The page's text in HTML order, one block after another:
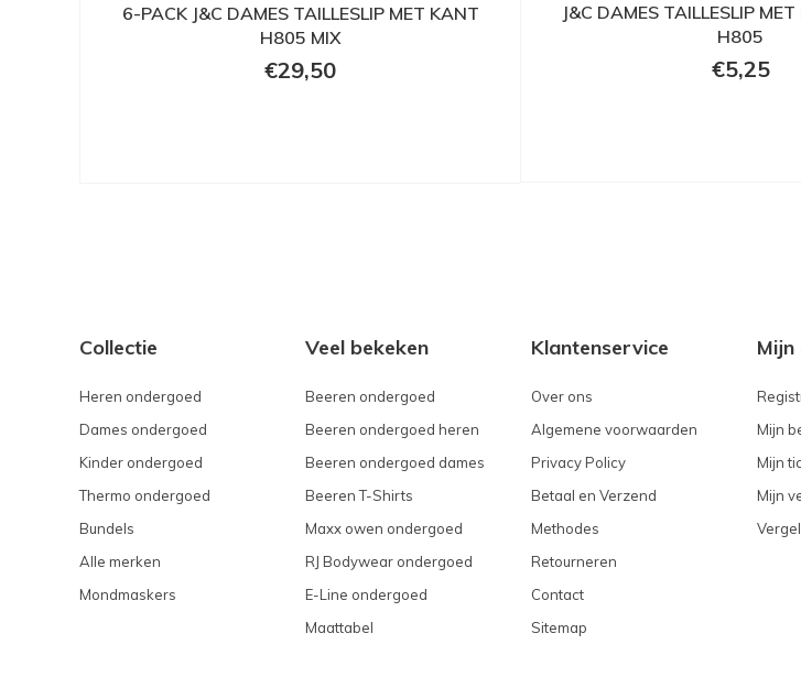
6-PACK J&C DAMES TAILLESLIP MET KANT
H805 MIX
€29,50
J&C DAMES TAILLESLIP
H805
€5,25
Collectie
Heren ondergoed
Dames ondergoed
Kinder ondergoed
Thermo ondergoed
Bundels
Alle merken
Mondmaskers
Veel bekeken
Beeren ondergoed
Beeren ondergoed heren
Beeren ondergoed dames
Beeren T-Shirts
Maxx owen ondergoed
RJ Bodywear ondergoed
E-Line ondergoed
Maattabel
Klantenservice
Over ons
Algemene voorwaarden
Privacy Policy
Betaal en Verzend
Methodes
Retourneren
Contact
Sitemap
Mijn
Mijn
Mijn
Mijn